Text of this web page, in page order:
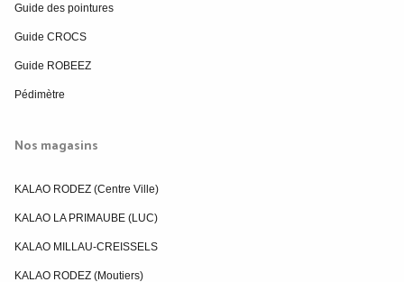
Guide des pointures
Guide CROCS
Guide ROBEEZ
Pédimètre
Nos magasins
KALAO RODEZ (Centre Ville)
KALAO LA PRIMAUBE (LUC)
KALAO MILLAU-CREISSELS
KALAO RODEZ (Moutiers)